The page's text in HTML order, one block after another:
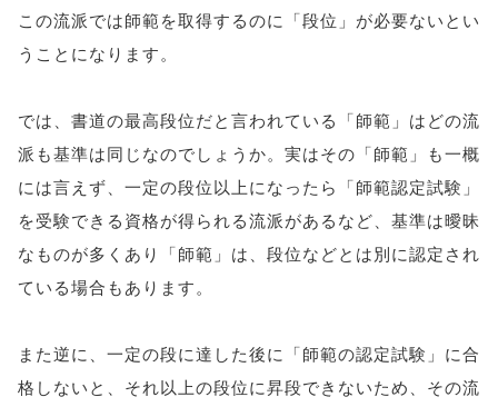
この流派では師範を取得するのに「段位」が必要ないとい
うことになります。
では、書道の最高段位だと言われている「師範」はどの流
派も基準は同じなのでしょうか。実はその「師範」も一概
には言えず、一定の段位以上になったら「師範認定試験」
を受験できる資格が得られる流派があるなど、基準は曖昧
なものが多くあり「師範」は、段位などとは別に認定され
ている場合もあります。
また逆に、一定の段に達した後に「師範の認定試験」に合
格しないと、それ以上の段位に昇段できないため、その流